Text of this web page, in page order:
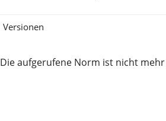
Versionen
Die aufgerufene Norm ist nicht